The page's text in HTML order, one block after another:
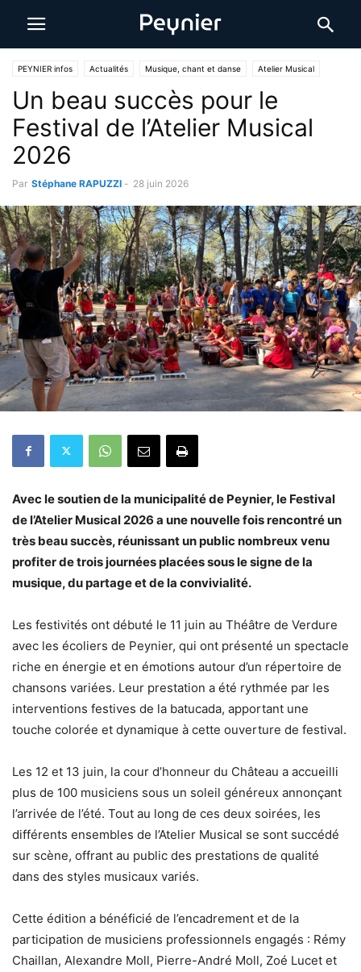
PEYNIER infos Actualités Musique, chant et danse Atelier Musical
Un beau succès pour le
Festival de l’Atelier Musical
2026
Par Stéphane RAPUZZI - 28 juin 2026
Avec le soutien de la municipalité de Peynier, le Festival
de l’Atelier Musical 2026 a une nouvelle fois rencontré un
très beau succès, réunissant un public nombreux venu
profiter de trois journées placées sous le signe de la
musique, du partage et de la convivialité.
Les festivités ont débuté le 11 juin au Théâtre de Verdure
avec les écoliers de Peynier, qui ont présenté un spectacle
riche en énergie et en émotions autour d’un répertoire de
chansons variées. Leur prestation a été rythmée par les
interventions festives de la batucada, apportant une
touche colorée et dynamique à cette ouverture de festival.
Les 12 et 13 juin, la cour d’honneur du Château a accueilli
plus de 100 musiciens sous un soleil généreux annonçant
l’arrivée de l’été. Tout au long de ces deux soirées, les
différents ensembles de l’Atelier Musical se sont succédé
sur scène, offrant au public des prestations de qualité
dans des styles musicaux variés.
Cette édition a bénéficié de l’encadrement et de la
participation de musiciens professionnels engagés : Rémy
Chaillan, Alexandre Moll, Pierre-André Moll, Zoé Lucet et